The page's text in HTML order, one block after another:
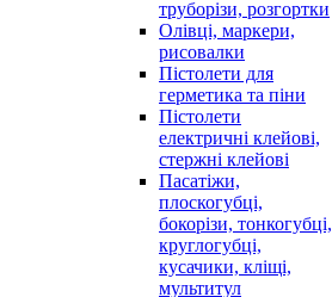
труборізи, розгортки
Олівці, маркери,
рисовалки
Пістолети для
герметика та піни
Пістолети
електричні клейові,
стержні клейові
Пасатіжи,
плоскогубці,
бокорізи, тонкогубці,
круглогубці,
кусачики, кліщі,
мультитул